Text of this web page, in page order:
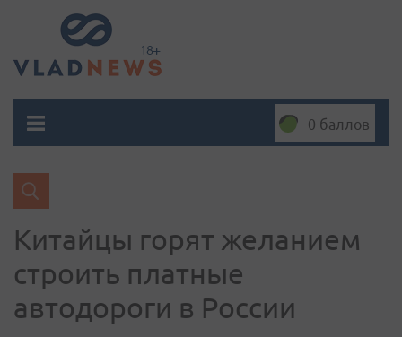
0 баллов
Китайцы горят желанием
строить платные
автодороги в России